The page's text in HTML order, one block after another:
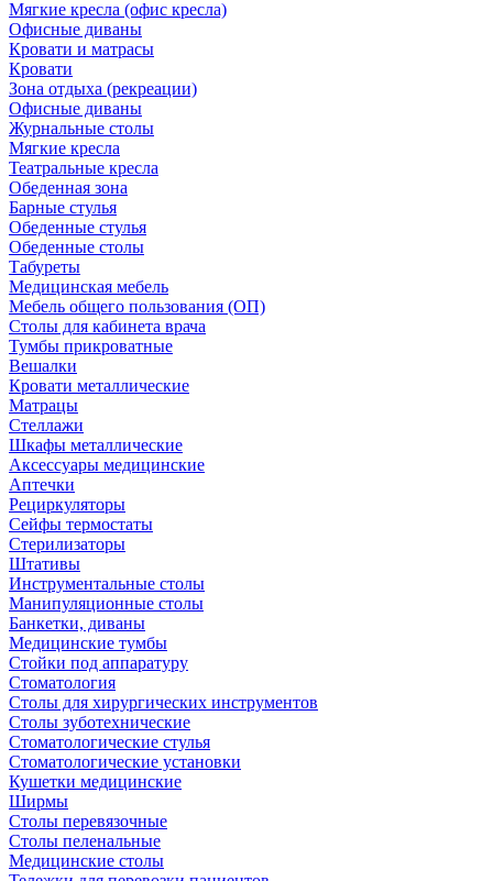
Мягкие кресла (офис кресла)
Офисные диваны
Кровати и матрасы
Кровати
Зона отдыха (рекреации)
Офисные диваны
Журнальные столы
Мягкие кресла
Театральные кресла
Обеденная зона
Барные стулья
Обеденные стулья
Обеденные столы
Табуреты
Медицинская мебель
Мебель общего пользования (ОП)
Столы для кабинета врача
Тумбы прикроватные
Вешалки
Кровати металлические
Матрацы
Стеллажи
Шкафы металлические
Аксессуары медицинские
Аптечки
Рециркуляторы
Сейфы термостаты
Стерилизаторы
Штативы
Инструментальные столы
Манипуляционные столы
Банкетки, диваны
Медицинские тумбы
Стойки под аппаратуру
Стоматология
Столы для хирургических инструментов
Столы зуботехнические
Стоматологические стулья
Стоматологические установки
Кушетки медицинские
Ширмы
Столы перевязочные
Столы пеленальные
Медицинские столы